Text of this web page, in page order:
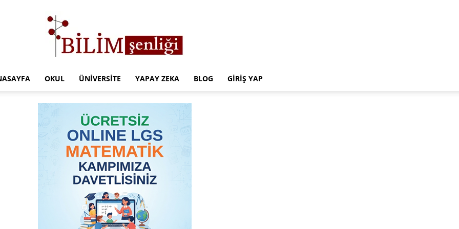
Eğitim
Kampüsü
OKUL ÜNIVERSITE YAPAY ZEKA BLOG GIRIŞ YAP